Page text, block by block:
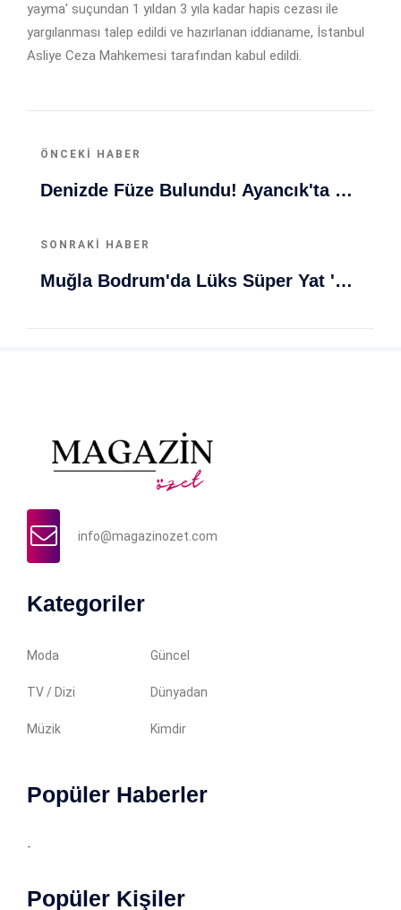
yayma' suçundan 1 yıldan 3 yıla kadar hapis cezası ile
yargılanması talep edildi ve hazırlanan iddianame, İstanbul
Asliye Ceza Mahkemesi tarafından kabul edildi.
ÖNCEKI HABER
Denizde Füze Bulundu! Ayancık'ta Şok Olay Gelişti
SONRAKI HABER
Muğla Bodrum'da Lüks Süper Yat 'Golden Odyssey' Demirledi
info@magazinozet.com
Kategoriler
Moda Güncel
TV / Dizi Dünyadan
Müzik Kimdir
Popüler Haberler
-
Popüler Kişiler